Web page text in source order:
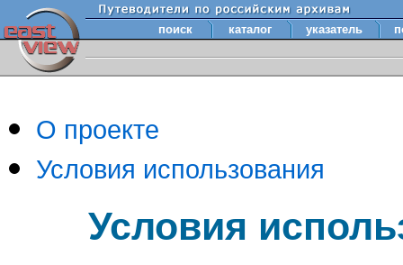
поиск каталог указатель
О проекте
Условия использования
Условия